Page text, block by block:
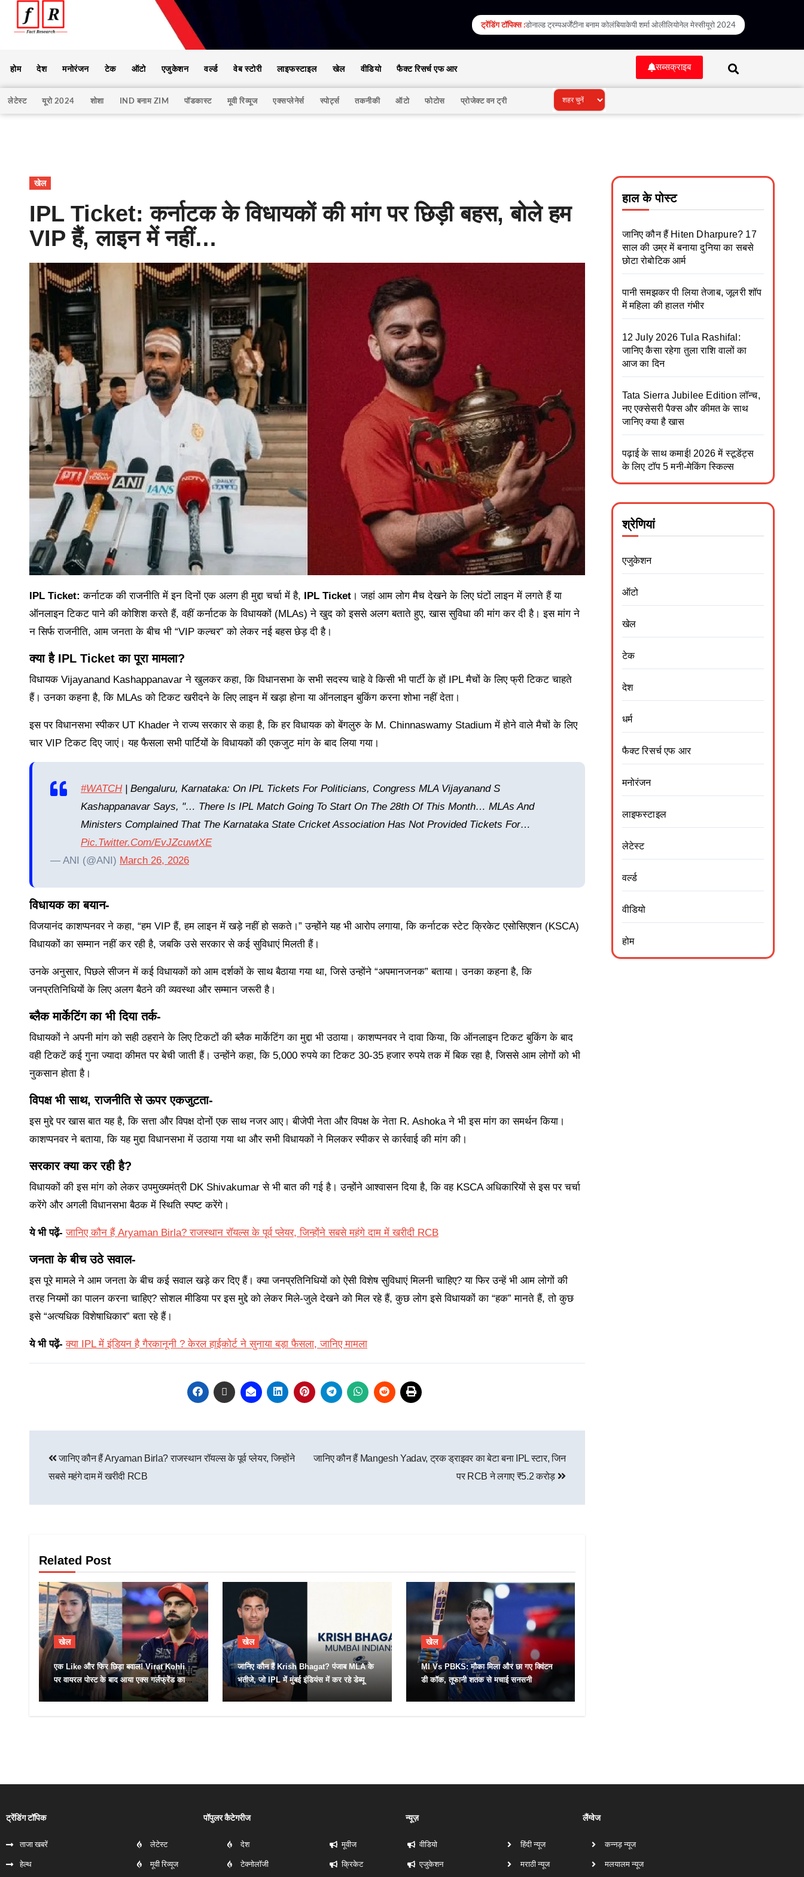
ट्रेंडिंग टॉपिक्स :डोनाल्ड ट्रम्पअर्जेंटीना बनाम कोलंबियाकेपी शर्मा ओलीलियोनेल मेस्सीयूरो 2024
होम देश मनोरंजन टेक ऑटो एजुकेशन वर्ल्ड वेब स्टोरी लाइफस्टाइल खेल वीडियो फैक्ट रिसर्च एफ आर सब्सक्राइब
लेटेस्ट यूरो 2024 शोशा IND बनाम ZIM पॉडकास्ट मूवी रिव्यूज एक्सप्लेनेर्स स्पोर्ट्स तकनीकी ऑटो फोटोस प्रोजेक्ट वन ट्री
खेल
IPL Ticket: कर्नाटक के विधायकों की मांग पर छिड़ी बहस, बोले हम
VIP हैं, लाइन में नहीं…
IPL Ticket:कर्नाटक की राजनीति में इन दिनों एक अलग ही मुद्दा चर्चा में है, IPL Ticket । जहां आम लोग मैच देखने के लिए घंटों लाइन में लगते हैं या
ऑनलाइन टिकट पाने की कोशिश करते हैं, वहीं कर्नाटक के विधायकों (MLAs) ने खुद को इससे अलग बताते हुए, खास सुविधा की मांग कर दी है। इस मांग ने
न सिर्फ राजनीति, आम जनता के बीच भी “VIP कल्चर” को लेकर नई बहस छेड़ दी है।
क्या है IPL Ticket का पूरा मामला?
विधायक Vijayanand Kashappanavar ने खुलकर कहा, कि विधानसभा के सभी सदस्य चाहे वे किसी भी पार्टी के हों IPL मैचों के लिए फ्री टिकट चाहते
हैं। उनका कहना है, कि MLAs को टिकट खरीदने के लिए लाइन में खड़ा होना या ऑनलाइन बुकिंग करना शोभा नहीं देता।
इस पर विधानसभा स्पीकर UT Khader ने राज्य सरकार से कहा है, कि हर विधायक को बेंगलुरु के M. Chinnaswamy Stadium में होने वाले मैचों के लिए
चार VIP टिकट दिए जाएं। यह फैसला सभी पार्टियों के विधायकों की एकजुट मांग के बाद लिया गया।
#WATCH| Bengaluru, Karnataka: On IPL Tickets For Politicians, Congress MLA Vijayanand S
Kashappanavar Says, "… There Is IPL Match Going To Start On The 28th Of This Month… MLAs And
Ministers Complained That The Karnataka State Cricket Association Has Not Provided Tickets For…
Pic.twitter.com/evJZcuwtXE
— ANI (@ANI) March 26, 2026
विधायक का बयान-
विजयानंद काशप्पनवर ने कहा, “हम VIP हैं, हम लाइन में खड़े नहीं हो सकते।” उन्होंने यह भी आरोप लगाया, कि कर्नाटक स्टेट क्रिकेट एसोसिएशन (KSCA)
विधायकों का सम्मान नहीं कर रही है, जबकि उसे सरकार से कई सुविधाएं मिलती हैं।
उनके अनुसार, पिछले सीजन में कई विधायकों को आम दर्शकों के साथ बैठाया गया था, जिसे उन्होंने “अपमानजनक” बताया। उनका कहना है, कि
जनप्रतिनिधियों के लिए अलग बैठने की व्यवस्था और सम्मान जरूरी है।
ब्लैक मार्केटिंग का भी दिया तर्क-
विधायकों ने अपनी मांग को सही ठहराने के लिए टिकटों की ब्लैक मार्केटिंग का मुद्दा भी उठाया। काशप्पनवर ने दावा किया, कि ऑनलाइन टिकट बुकिंग के बाद
वही टिकटें कई गुना ज्यादा कीमत पर बेची जाती हैं। उन्होंने कहा, कि 5,000 रुपये का टिकट 30-35 हजार रुपये तक में बिक रहा है, जिससे आम लोगों को भी
नुकसान होता है।
विपक्ष भी साथ, राजनीति से ऊपर एकजुटता-
इस मुद्दे पर खास बात यह है, कि सत्ता और विपक्ष दोनों एक साथ नजर आए। बीजेपी नेता और विपक्ष के नेता R. Ashoka ने भी इस मांग का समर्थन किया।
काशप्पनवर ने बताया, कि यह मुद्दा विधानसभा में उठाया गया था और सभी विधायकों ने मिलकर स्पीकर से कार्रवाई की मांग की।
सरकार क्या कर रही है?
विधायकों की इस मांग को लेकर उपमुख्यमंत्री DK Shivakumar से भी बात की गई है। उन्होंने आश्वासन दिया है, कि वह KSCA अधिकारियों से इस पर चर्चा
करेंगे और अगली विधानसभा बैठक में स्थिति स्पष्ट करेंगे।
ये भी पढ़ें- जानिए कौन हैं Aryaman Birla? राजस्थान रॉयल्स के पूर्व प्लेयर, जिन्होंने सबसे महंगे दाम में खरीदी RCB
जनता के बीच उठे सवाल-
इस पूरे मामले ने आम जनता के बीच कई सवाल खड़े कर दिए हैं। क्या जनप्रतिनिधियों को ऐसी विशेष सुविधाएं मिलनी चाहिए? या फिर उन्हें भी आम लोगों की
तरह नियमों का पालन करना चाहिए? सोशल मीडिया पर इस मुद्दे को लेकर मिले-जुले देखने को मिल रहे हैं, कुछ लोग इसे विधायकों का “हक” मानते हैं, तो कुछ
इसे “अत्यधिक विशेषाधिकार” बता रहे हैं।
ये भी पढ़ें- क्या IPL में इंडियन है गैरकानूनी ? केरल हाईकोर्ट ने सुनाया बड़ा फैसला, जानिए मामला
जानिए कौन हैं Aryaman Birla? राजस्थान रॉयल्स के पूर्व प्लेयर, जिन्होंने
सबसे महंगे दाम में खरीदी RCB
जानिए कौन हैं Mangesh Yadav, ट्रक ड्राइवर का बेटा बना IPL स्टार, जिन
पर RCB ने लगाए ₹5.2 करोड़
Related Post
खेल
एक Like और फिर छिड़ा बवाल! Virat Kohli
पर वायरल पोस्ट के बाद आया एक्स गर्लफ्रेंड का
खेल
जानिए कौन हैं Krish Bhagat? पंजाब MLA के
भतीजे, जो IPL में मुंबई इंडियंस में कर रहे डेब्यू
खेल
MI Vs PBKS: मौका मिला और छा गए क्विंटन
डी कॉक, तूफानी शतक से मचाई सनसनी
हाल के पोस्ट
जानिए कौन हैं Hiten Dharpure? 17
साल की उम्र में बनाया दुनिया का सबसे
छोटा रोबोटिक आर्म
पानी समझकर पी लिया तेजाब, जूलरी शॉप
में महिला की हालत गंभीर
12 July 2026 Tula Rashifal:
जानिए कैसा रहेगा तुला राशि वालों का
आज का दिन
Tata Sierra Jubilee Edition लॉन्च,
नए एक्सेसरी पैक्स और कीमत के साथ
जानिए क्या है खास
पढ़ाई के साथ कमाई! 2026 में स्टूडेंट्स
के लिए टॉप 5 मनी-मेकिंग स्किल्स
श्रेणियां
एजुकेशन
ऑटो
खेल
टेक
देश
धर्म
फैक्ट रिसर्च एफ आर
मनोरंजन
लाइफस्टाइल
लेटेस्ट
वर्ल्ड
वीडियो
होम
ट्रेंडिंग टॉपिक
ताजा खबरें
हेल्‍थ
पॉपुलर कैटेगरीज
लेटेस्ट
मूवी रिव्यूज
देश
टेक्नोलॉजी
न्यूज़
मूवीज
क्रिकेट
वीडियो
एजुकेशन
लैंग्वेज
हिंदी न्यूज
मराठी न्यूज
कन्नड़ न्यूज
मलयालम न्यूज